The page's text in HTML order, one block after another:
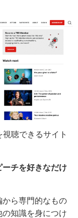
視聴できるサイト
チを好きなだけ
から専門的なもの
知識を身につけ